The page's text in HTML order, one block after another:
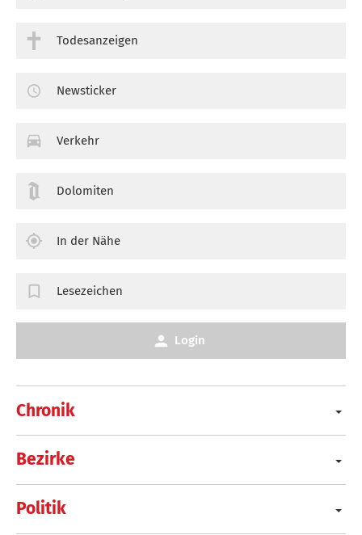
Chronik
Bezirke
Politik
Todesanzeigen
Newsticker
Verkehr
Dolomiten
In der Nähe
Lesezeichen
Login